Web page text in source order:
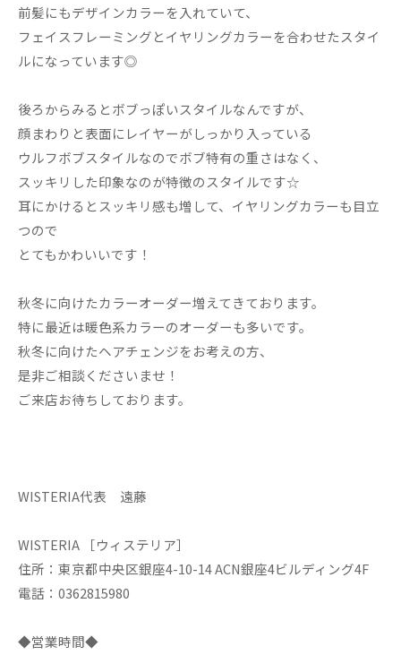
前髪にもデザインカラーを入れていて、
フェイスフレーミングとイヤリングカラーを合わせたスタイ
ルになっています◎
後ろからみるとボブっぽいスタイルなんですが、
顔まわりと表面にレイヤーがしっかり入っている
ウルフボブスタイルなのでボブ特有の重さはなく、
スッキリした印象なのが特徴のスタイルです☆
耳にかけるとスッキリ感も増して、イヤリングカラーも目立
つので
とてもかわいいです！
秋冬に向けたカラーオーダー増えてきております。
特に最近は暖色系カラーのオーダーも多いです。
秋冬に向けたヘアチェンジをお考えの方、
是非ご相談くださいませ！
ご来店お待ちしております。
WISTERIA代表 遠藤
WISTERIA ［ウィステリア］
住所：東京都中央区銀座4-10-14 ACN銀座4ビルディング4F
電話：0362815980
◆営業時間◆